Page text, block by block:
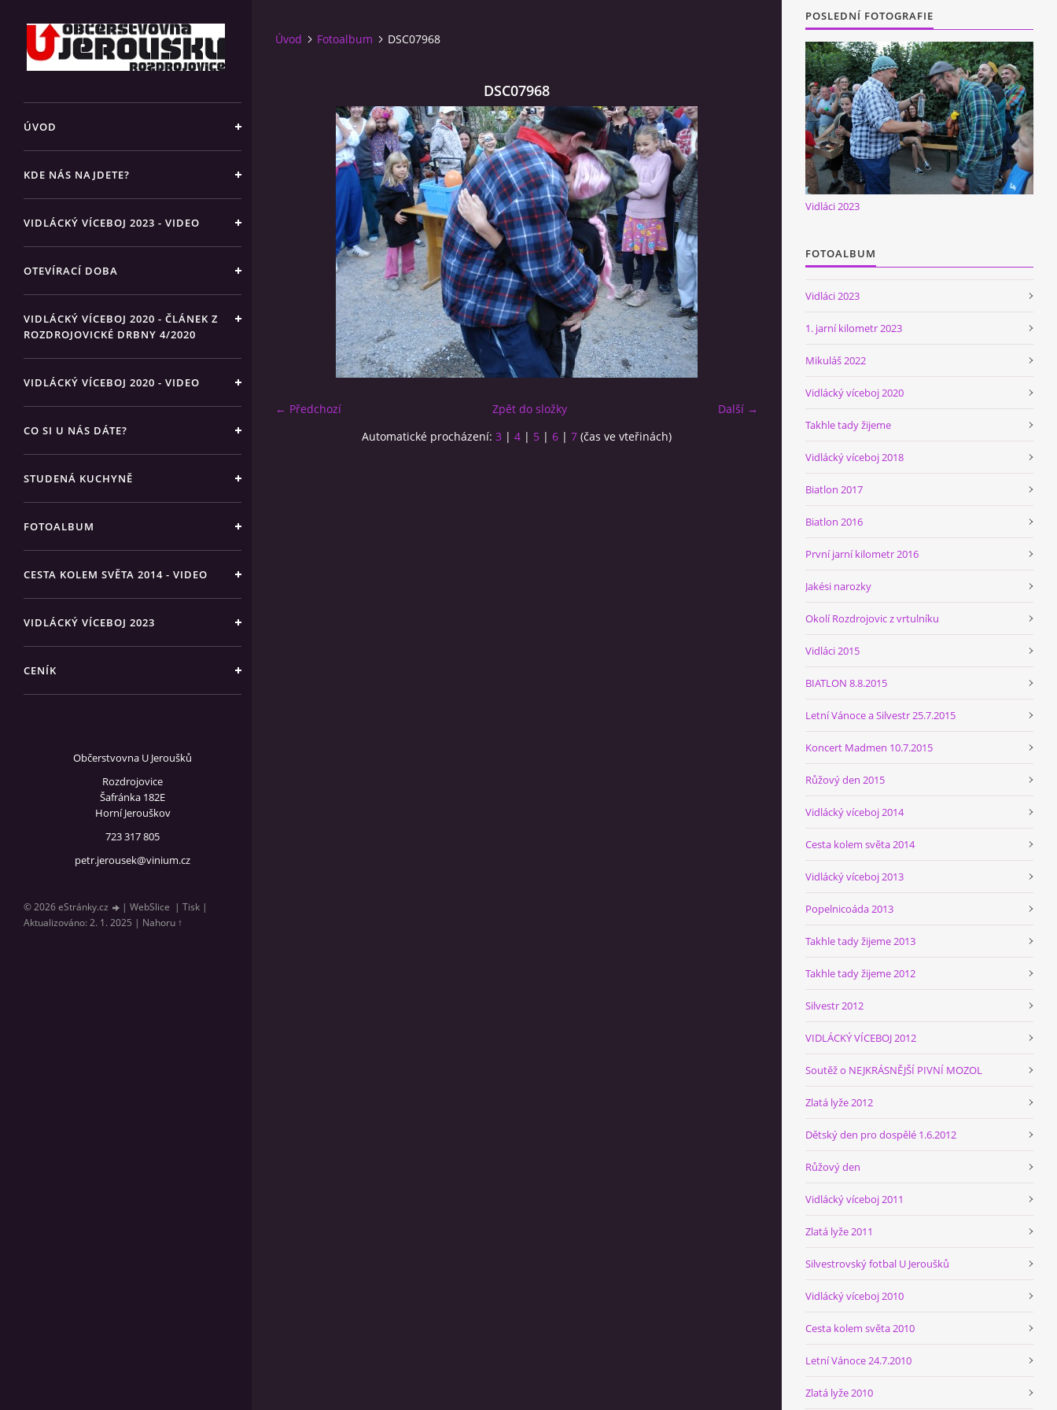
ÚVOD
KDE NÁS NAJDETE?
VIDLÁCKÝ VÍCEBOJ 2023 - VIDEO
OTEVÍRACÍ DOBA
VIDLÁCKÝ VÍCEBOJ 2020 - ČLÁNEK Z
ROZDROJOVICKÉ DRBNY 4/2020
VIDLÁCKÝ VÍCEBOJ 2020 - VIDEO
CO SI U NÁS DÁTE?
STUDENÁ KUCHYNĚ
FOTOALBUM
CESTA KOLEM SVĚTA 2014 - VIDEO
VIDLÁCKÝ VÍCEBOJ 2023
CENÍK
Občerstvovna U Jeroušků
Rozdrojovice
Šafránka 182E
Horní Jerouškov
723 317 805
petr.jerousek@vinium.cz
© 2026 eStránky.cz | WebSlice | Tisk |
Aktualizováno: 2. 1. 2025 | Nahoru ↑
Úvod Fotoalbum DSC07968
DSC07968
← Předchozí Další →
Zpět do složky
Automatické procházení: 3 | 4 | 5 | 6 | 7 (čas ve vteřinách)
POSLEDNÍ FOTOGRAFIE
Vidláci 2023
FOTOALBUM
Vidláci 2023
1. jarní kilometr 2023
Mikuláš 2022
Vidlácký víceboj 2020
Takhle tady žijeme
Vidlácký víceboj 2018
Biatlon 2017
Biatlon 2016
První jarní kilometr 2016
Jakési narozky
Okolí Rozdrojovic z vrtulníku
Vidláci 2015
BIATLON 8.8.2015
Letní Vánoce a Silvestr 25.7.2015
Koncert Madmen 10.7.2015
Růžový den 2015
Vidlácký víceboj 2014
Cesta kolem světa 2014
Vidlácký víceboj 2013
Popelnicoáda 2013
Takhle tady žijeme 2013
Takhle tady žijeme 2012
Silvestr 2012
VIDLÁCKÝ VÍCEBOJ 2012
Soutěž o NEJKRÁSNĚJŠÍ PIVNÍ MOZOL
Zlatá lyže 2012
Dětský den pro dospělé 1.6.2012
Růžový den
Vidlácký víceboj 2011
Zlatá lyže 2011
Silvestrovský fotbal U Jeroušků
Vidlácký víceboj 2010
Cesta kolem světa 2010
Letní Vánoce 24.7.2010
Zlatá lyže 2010